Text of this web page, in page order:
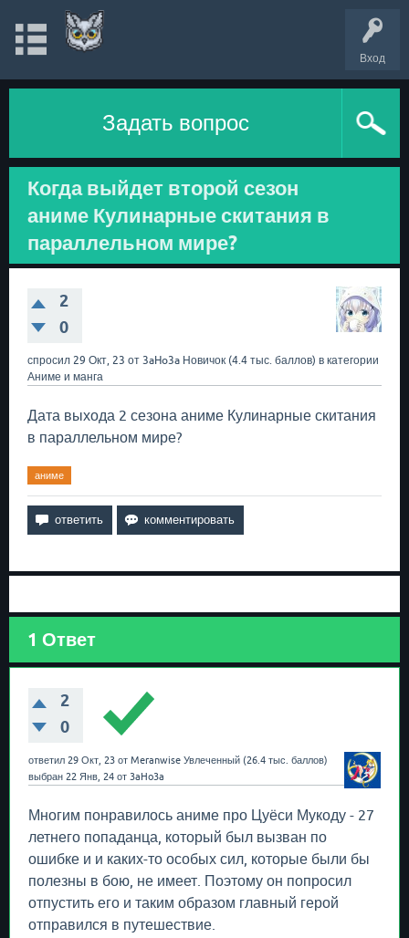
Вход
Задать вопрос
Когда выйдет второй сезон
аниме Кулинарные скитания в
параллельном мире?
2
0
спросил 29 Окт, 23 от 3aHo3a Новичок (4.4 тыс. баллов) в категории
Аниме и манга
Дата выхода 2 сезона аниме Кулинарные скитания
в параллельном мире?
аниме
1 Ответ
2
0
ответил 29 Окт, 23 от Meranwise Увлеченный (26.4 тыс. баллов)
выбран 22 Янв, 24 от 3aHo3a
Многим понравилось аниме про Цуёси Мукоду - 27
летнего попаданца, который был вызван по
ошибке и и каких-то особых сил, которые были бы
полезны в бою, не имеет. Поэтому он попросил
отпустить его и таким образом главный герой
отправился в путешествие.